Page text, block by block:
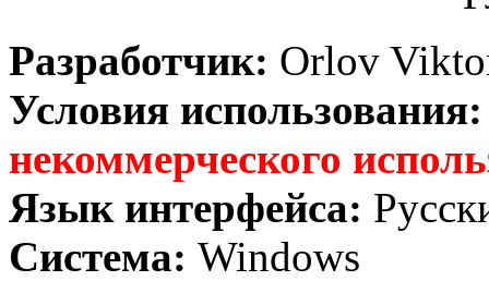
Разработчик: Orlov
Условия
некоммерческого
Язык интерфейса:
Система: Windows